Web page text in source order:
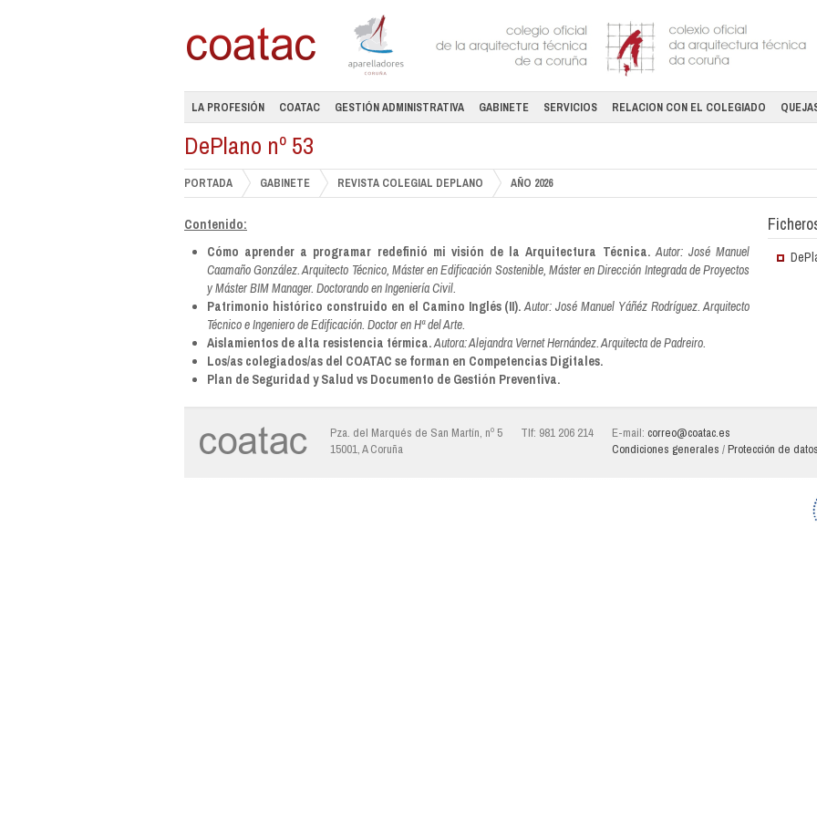
LA PROFESIÓN COATAC GESTIÓN ADMINISTRATIVA GABINETE SERVICIOS RELACION CON EL COLEGIADO
DePlano nº 53
PORTADA GABINETE REVISTA COLEGIAL DEPLANO AÑO 2026
Contenido:
Cómo aprender a programar redefinió mi visión de la Arquitectura Técnica.Autor: José Manuel
Caamaño González. Arquitecto Técnico, Máster en Edificación Sostenible, Máster en Dirección Integrada de Proyectos
y Máster BIM Manager. Doctorando en Ingeniería Civil.
Patrimonio histórico construido en el Camino Inglés (II).Autor: José Manuel Yáñéz Rodríguez. Arquitecto
Técnico e Ingeniero de Edificación. Doctor en Hª del Arte.
Aislamientos de alta resistencia térmica.Autora: Alejandra Vernet Hernández. Arquitecta de Padreiro.
Los/as colegiados/as del COATAC se forman en Competencias Digitales.
Plan de Seguridad y Salud vs Documento de Gestión Preventiva.
Pza. del Marqués de San Martín, nº 5
15001, A Coruña
Tlf: 981 206 214 E-mail: correo@coatac.es
Condiciones generales /Protección de